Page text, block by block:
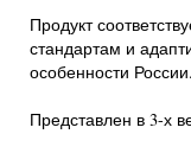
Продукт
стандартам и
особенности России.
Представлен в 3-х